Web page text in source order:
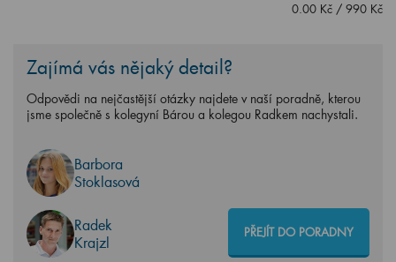
0.00 Kč / 990 Kč
Zajímá vás nějaký detail?
Odpovědi na nejčastější otázky najdete v naší poradně, kterou
jsme společně s kolegyní Bárou a kolegou Radkem nachystali.
Barbora
Stoklasová
Radek
Krajzl
PŘEJÍT DO PORADNY